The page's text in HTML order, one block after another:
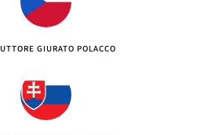
GIURATO POLACCO